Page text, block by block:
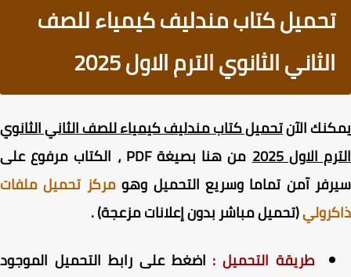
تحميل كتاب مندليف كيمياء للصف
الثاني الثانوي الترم الاول 2025
الآنتحميل كتاب مندليف كيمياء للصف الثاني الثانوي
الاول 2025
من هنا بصيغة PDF ، الكتاب مرفوع على
آمن تماما وسريع التحميل وهومركز تحميل ملفات
(تحميل مباشر بدون إعلانات مزعجة) .
طريقة التحميل :اضغط على رابط التحميل الموجود